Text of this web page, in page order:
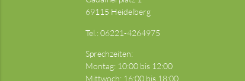
69115 Heidelberg
Tel.:06221-4264975
Sprechzeiten:
Montag: 10:00 bis 12:00
Mittwoch: 16:00 bis 18:00